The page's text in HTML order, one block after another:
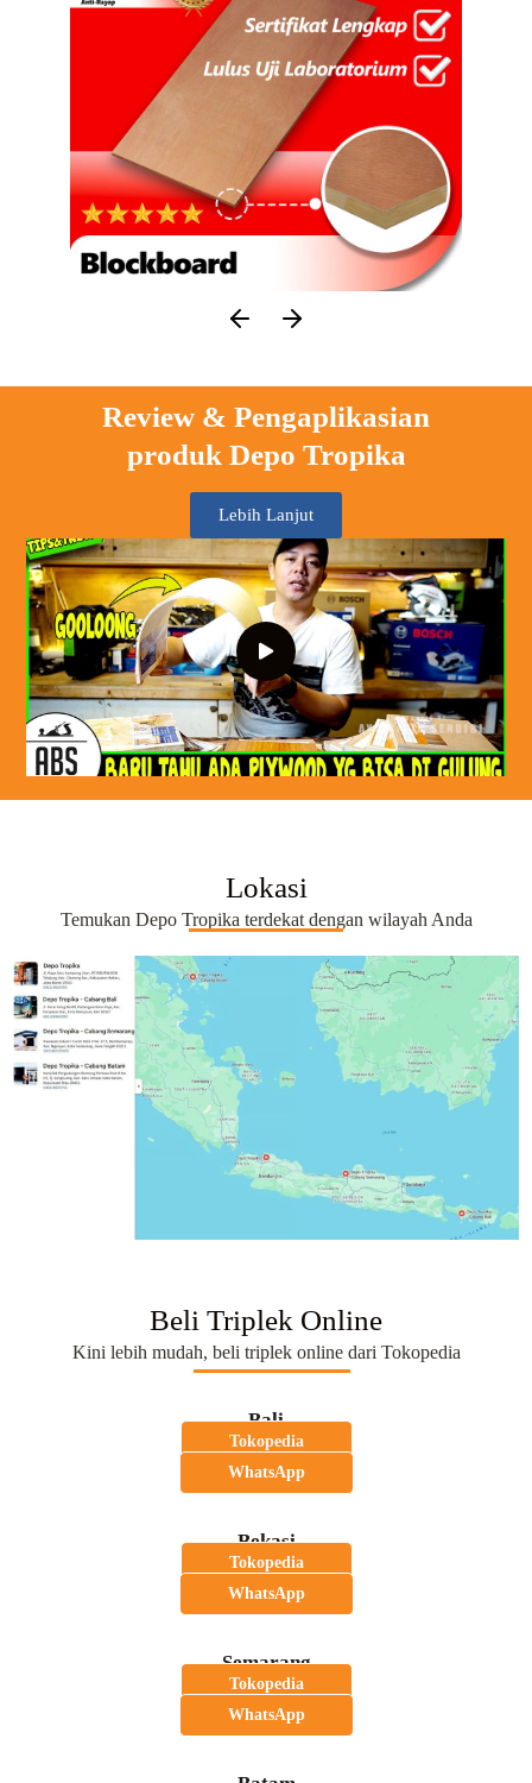
Review & Pengaplikasian
produk Depo Tropika
Lebih Lanjut
Lokasi
Temukan Depo Tropika terdekat dengan wilayah Anda
Beli Triplek Online
Kini lebih mudah, beli triplek online dari Tokopedia
Bali
Tokopedia
WhatsApp
Bekasi
Tokopedia
WhatsApp
Semarang
Tokopedia
WhatsApp